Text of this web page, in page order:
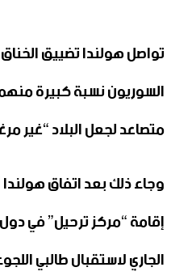
تواصل هولندا تضييق
السوريون نسبة كبيرة
متصاعد لجعل البلاد “غير
وجاء ذلك بعد اتفاق
إقامة “مركز ترحيل” في
الجاري لاستقبال طالبي